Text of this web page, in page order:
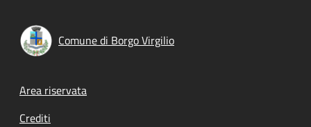
Comune di Borgo Virgilio
Footer menu
Area riservata
Crediti